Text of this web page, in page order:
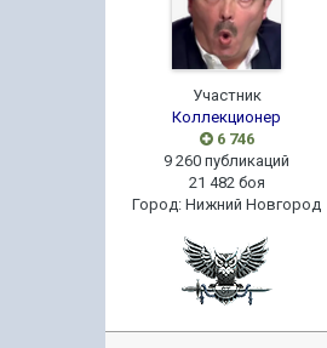
Участник
Коллекционер
6 746
9 260 публикаций
21 482 боя
Город:Нижний Новгород